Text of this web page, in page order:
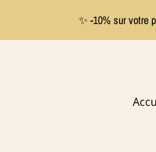
✨ -10% sur votre